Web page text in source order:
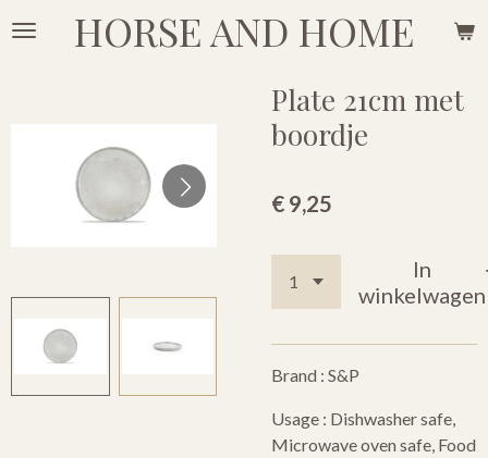
Ga
HORSE AND HOME
Plate 21cm met
boordje
€ 9,25
In
winkelwagen
Brand : S&P
Usage : Dishwasher safe,
Microwave oven safe, Food